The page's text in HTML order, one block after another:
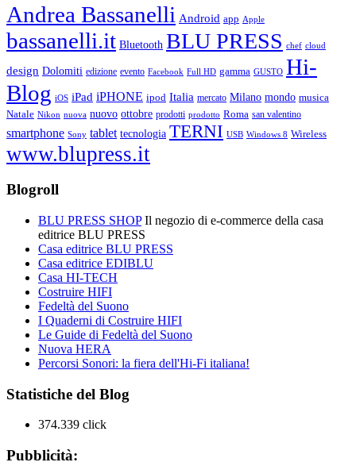
Andrea Bassanelli Android app Apple
bassanelli.it Bluetooth BLU PRESS chef cloud
design Dolomiti edizione evento Facebook Full HD gamma GUSTO Hi-
Blog iOS iPad iPHONE ipod Italia mercato Milano mondo musica
Natale Nikon nuova nuovo ottobre prodotti prodotto Roma san valentino
smartphone Sony tablet tecnologia TERNI USB Windows 8 Wireless
www.blupress.it
Blogroll
BLU PRESS SHOPIl negozio di e-commerce della casa
editrice BLU PRESS
Casa editrice BLU PRESS
Casa editrice EDIBLU
Casa HI-TECH
Costruire HIFI
Fedeltà del Suono
I Quaderni di Costruire HIFI
Le Guide di Fedeltà del Suono
Nuova HERA
Percorsi Sonori: la fiera dell'Hi-Fi italiana!
Statistiche del Blog
374.339 click
Pubblicità: